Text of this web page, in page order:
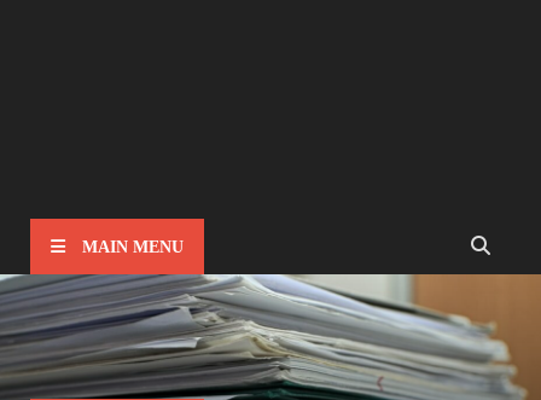
MAIN MENU